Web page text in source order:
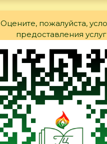
Оцените, пожалуйста,
предоставления услуг